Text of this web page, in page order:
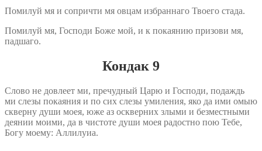
Помилуй мя и сопричти мя овцам избраннаго Твоего стада.
Помилуй мя, Господи Боже мой, и к покаянию призови мя,
падшаго.
Кондак 9
Слово не довлеет ми, пречудный Царю и Господи, подаждь
ми слезы покаяния и по сих слезы умиления, яко да ими омыю
скверну души моея, юже аз оскверних злыми и безместными
деянии моими, да в чистоте души моея радостно пою Тебе,
Богу моему: Аллилуиа.